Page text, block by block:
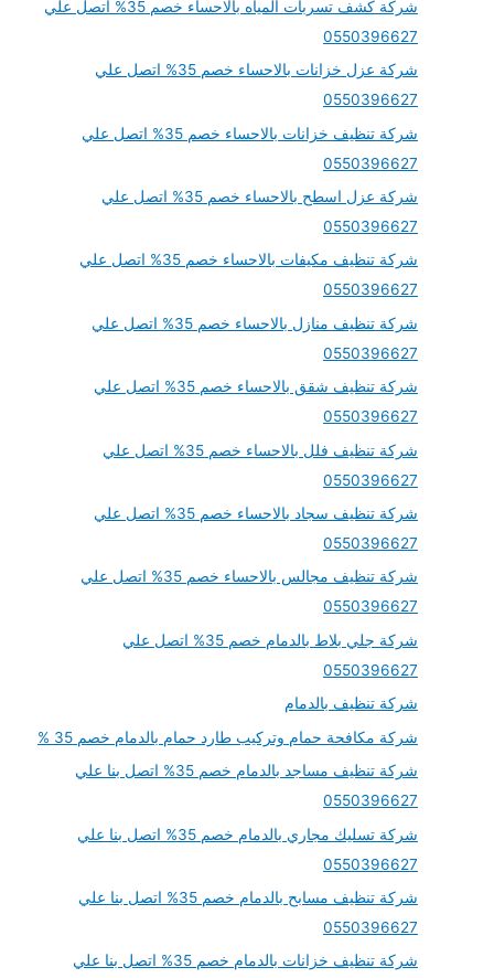
شركة كشف تسربات المياه بالاحساء خصم 35% اتصل علي
0550396627
شركة عزل خزانات بالاحساء خصم 35% اتصل علي
0550396627
شركة تنظيف خزانات بالاحساء خصم 35% اتصل علي
0550396627
شركة عزل اسطح بالاحساء خصم 35% اتصل علي
0550396627
شركة تنظيف مكيفات بالاحساء خصم 35% اتصل علي
0550396627
شركة تنظيف منازل بالاحساء خصم 35% اتصل علي
0550396627
شركة تنظيف شقق بالاحساء خصم 35% اتصل علي
0550396627
شركة تنظيف فلل بالاحساء خصم 35% اتصل علي
0550396627
شركة تنظيف سجاد بالاحساء خصم 35% اتصل علي
0550396627
شركة تنظيف مجالس بالاحساء خصم 35% اتصل علي
0550396627
شركة جلي بلاط بالدمام خصم 35% اتصل علي
0550396627
شركة تنظيف بالدمام
شركة مكافحة حمام وتركيب طارد حمام بالدمام خصم 35 %
شركة تنظيف مساجد بالدمام خصم 35% اتصل بنا علي
0550396627
شركة تسليك مجاري بالدمام خصم 35% اتصل بنا علي
0550396627
شركة تنظيف مسابح بالدمام خصم 35% اتصل بنا علي
0550396627
شركة تنظيف خزانات بالدمام خصم 35% اتصل بنا علي